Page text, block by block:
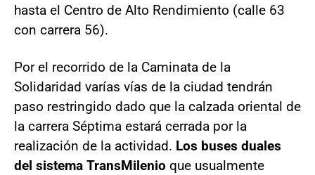
hasta el Centro de Alto Rendimiento (calle 63
con carrera 56).
Por el recorrido de la Caminata de la
Solidaridad varías vías de la ciudad tendrán
paso restringido dado que la calzada oriental de
la carrera Séptima estará cerrada por la
realización de la actividad. Los buses duales
del sistema TransMilenio que usualmente